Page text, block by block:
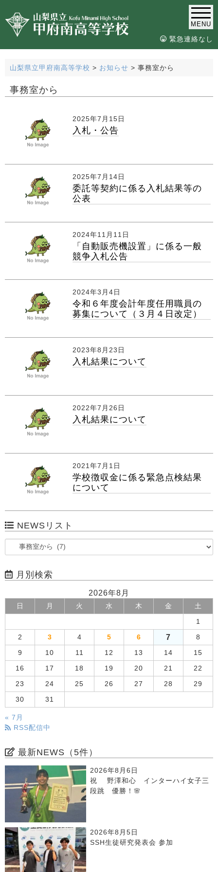
MENU
緊急連絡なし
山梨県立甲府南高等学校 > お知らせ > 事務室から
事務室から
2025年7月15日
入札・公告
2025年7月14日
委託等契約に係る入札結果等の
公表
2024年11月11日
「自動販売機設置」に係る一般
競争入札公告
2024年3月4日
令和６年度会計年度任用職員の
募集について（３月４日改定）
2023年8月23日
入札結果について
2022年7月26日
入札結果について
2021年7月1日
学校徴収金に係る緊急点検結果
について
NEWSリスト
月別検索
2026年8月
日 月 火 水 木 金 土
1
2 3 4 5 6 7 8
9 10 11 12 13 14 15
16 17 18 19 20 21 22
23 24 25 26 27 28 29
30 31
« 7月
RSS配信中
最新NEWS（5件）
2026年8月6日
祝 野澤和心 インターハイ女子三
段跳 優勝！🌸
2026年8月5日
SSH生徒研究発表会 参加